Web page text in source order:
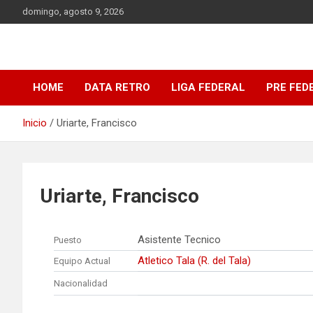
al
domingo, agosto 9, 2026
DATA Basquet
HOME DATA RETRO LIGA FEDERAL PRE
Inicio Uriarte, Francisco
Uriarte, Francisco
Puesto Asistente Tecnico
Equipo Actual Atletico Tala (R. del Tala)
Nacionalidad